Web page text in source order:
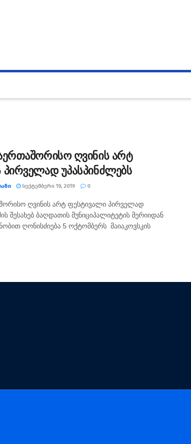
ღვინის არტ
უპასპინძლებს
ᲡᲔᲥᲢᲔᲛᲑᲔᲠᲘ 19, 2019 0
ღვინის არტ ფესტივალი პირველად
შესახებ ბაღდათის მუნიციპალიტეტის მერიიდან
ღონისძიება 5 ოქტომბერს მაიაკოვსკის